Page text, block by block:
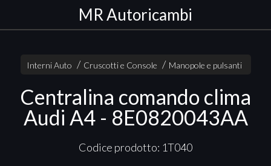
MR Autoricambi
Interni Auto Cruscotti e Console Manopole e pulsanti
Centralina comando clima
Audi A4 - 8E0820043AA
Codice prodotto: 1T040